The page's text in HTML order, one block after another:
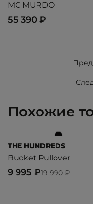
MC MURDO
55 390 ₽
Похожие
THE HUNDREDS
Bucket Pullover
19 990 ₽
9 995 ₽